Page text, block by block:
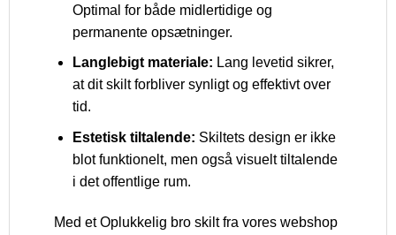
Optimal for både midlertidige og
permanente opsætninger.
Langlebigt materiale: Lang levetid sikrer,
at dit skilt forbliver synligt og effektivt over
tid.
Estetisk tiltalende: Skiltets design er ikke
blot funktionelt, men også visuelt tiltalende
i det offentlige rum.
Med et Oplukkelig bro skilt fra vores webshop